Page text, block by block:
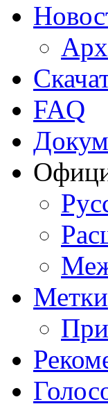
FAQ
Метки